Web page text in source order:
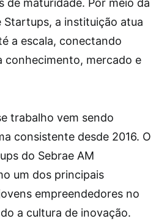
Startups, a instituição atua
a escala, conectando
conhecimento, mercado e
trabalho vem sendo
consistente desde 2016. O
do Sebrae AM
um dos principais
empreendedores no
a cultura de inovação.